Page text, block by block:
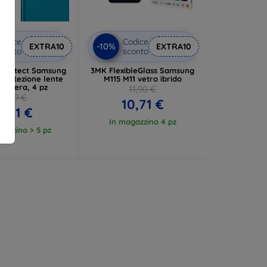
Codice
sconto
EXTRA10
Protect Samsung
protezione lente
4 pz
9,89 €
8,91 €
> 5 pz
-10%
Codice
sconto
EXTRA10
3MK FlexibleGlass Samsung
M115 M11 vetro ibrido
11,90 €
10,71 €
In magazzino 4 pz